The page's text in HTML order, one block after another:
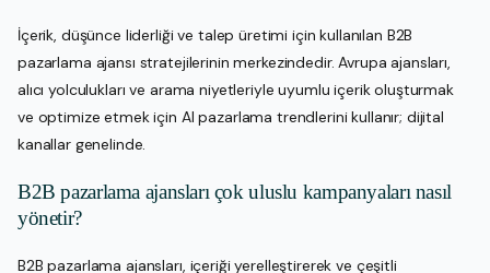
İçerik, düşünce liderliği ve talep üretimi için kullanılan B2B
pazarlama ajansı stratejilerinin merkezindedir. Avrupa ajansları,
alıcı yolculukları ve arama niyetleriyle uyumlu içerik oluşturmak
ve optimize etmek için AI pazarlama trendlerini kullanır; dijital
kanallar genelinde.
B2B pazarlama ajansları çok uluslu kampanyaları nasıl
yönetir?
B2B pazarlama ajansları, içeriği yerelleştirerek ve çeşitli